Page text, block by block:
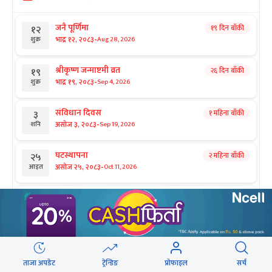
१२
शुक्र
जनै पूर्णिमा
भाद्र १२, २०८३-Aug 28, 2026
१९ दिन बाँकी
१९
शुक्र
श्रीकृष्ण जन्माष्टमी व्रत
भाद्र १९, २०८३-Sep 4, 2026
२६ दिन बाँकी
३
शनि
संविधान दिवस
असोज ३, २०८३-Sep 19, 2026
१ महिना बाँकी
२५
आइत
घटस्थापना
असोज २५, २०८३-Oct 11, 2026
२ महिना बाँकी
३१
शनि
फूलपाती
असोज ३१ , २०८३-Oct 17, 2026
२ महिना बाँकी
१
आइत
कार्तिक सङ्क्रान्ति
Oct 18, 2026
२ महिना बाँकी
सिफारिस
ताजा अपडेट ट्रेन्डिङ प्रोफाइल सर्च